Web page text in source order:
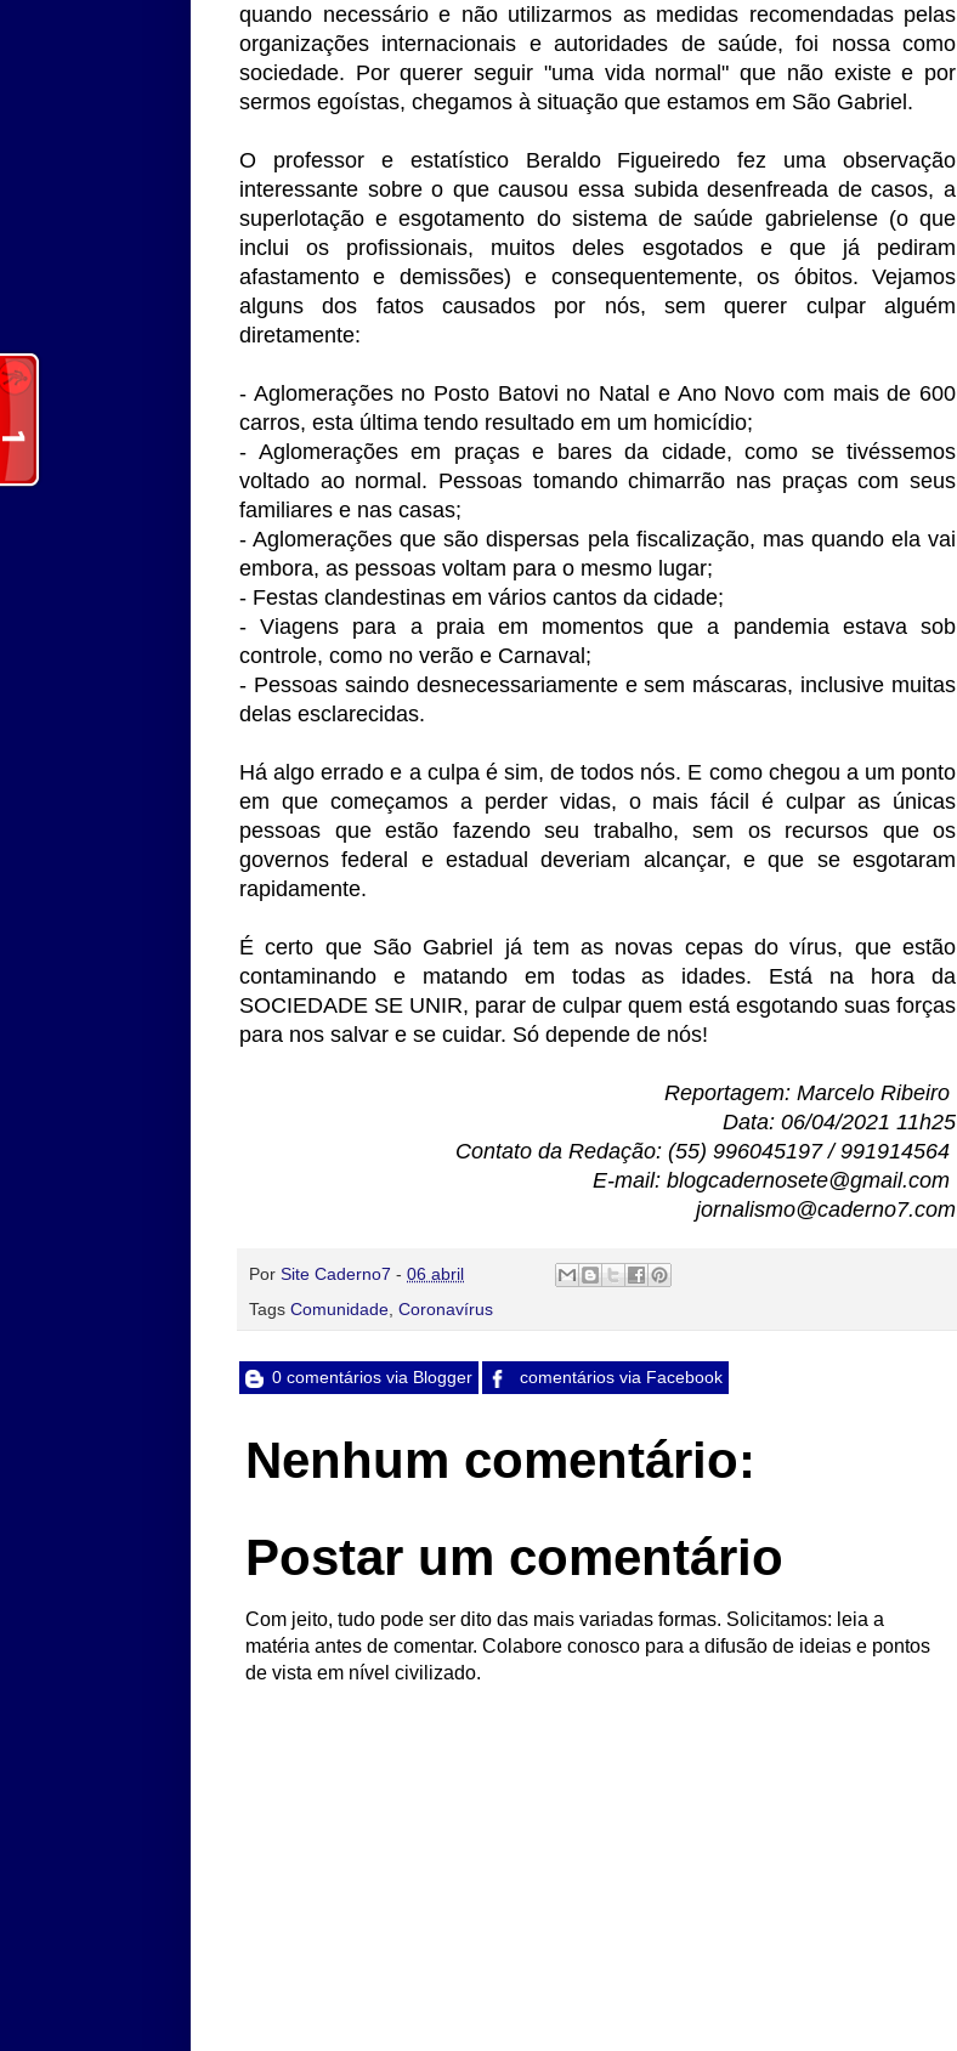
quando necessário e não utilizarmos as medidas recomendadas pelas
organizações internacionais e autoridades de saúde, foi nossa como
sociedade. Por querer seguir "uma vida normal" que não existe e por
sermos egoístas, chegamos à situação que estamos em São Gabriel.
O professor e estatístico Beraldo Figueiredo fez uma observação
interessante sobre o que causou essa subida desenfreada de casos, a
superlotação e esgotamento do sistema de saúde gabrielense (o que
inclui os profissionais, muitos deles esgotados e que já pediram
afastamento e demissões) e consequentemente, os óbitos. Vejamos
alguns dos fatos causados por nós, sem querer culpar alguém
diretamente:
- Aglomerações no Posto Batovi no Natal e Ano Novo com mais de 600
carros, esta última tendo resultado em um homicídio;
- Aglomerações em praças e bares da cidade, como se tivéssemos
voltado ao normal. Pessoas tomando chimarrão nas praças com seus
familiares e nas casas;
- Aglomerações que são dispersas pela fiscalização, mas quando ela vai
embora, as pessoas voltam para o mesmo lugar;
- Festas clandestinas em vários cantos da cidade;
- Viagens para a praia em momentos que a pandemia estava sob
controle, como no verão e Carnaval;
- Pessoas saindo desnecessariamente e sem máscaras, inclusive muitas
delas esclarecidas.
Há algo errado e a culpa é sim, de todos nós. E como chegou a um ponto
em que começamos a perder vidas, o mais fácil é culpar as únicas
pessoas que estão fazendo seu trabalho, sem os recursos que os
governos federal e estadual deveriam alcançar, e que se esgotaram
rapidamente.
É certo que São Gabriel já tem as novas cepas do vírus, que estão
contaminando e matando em todas as idades. Está na hora da
SOCIEDADE SE UNIR, parar de culpar quem está esgotando suas forças
para nos salvar e se cuidar. Só depende de nós!
Reportagem: Marcelo Ribeiro
Data: 06/04/2021 11h25
Contato da Redação: (55) 996045197 / 991914564
E-mail: blogcadernosete@gmail.com
jornalismo@caderno7.com
Por Site Caderno7 - 06 abril
Tags Comunidade Coronavírus
0 comentários via Blogger comentários via Facebook
Nenhum comentário:
Postar um comentário
Com jeito, tudo pode ser dito das mais variadas formas. Solicitamos: leia a
matéria antes de comentar. Colabore conosco para a difusão de ideias e pontos
de vista em nível civilizado.